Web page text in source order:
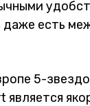
даже есть
5-
является